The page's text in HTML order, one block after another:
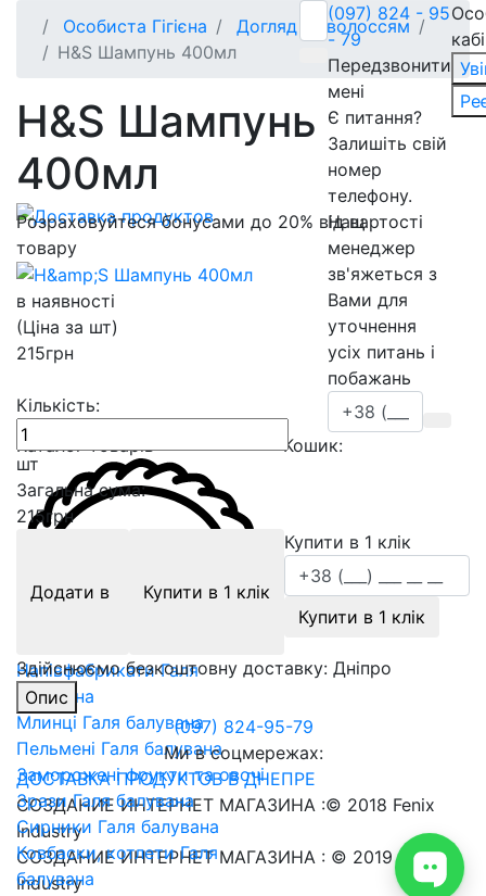
(097) 824 - 95
- 79
Передзвонити
мені
Є питання?
Залишіть свій
номер
телефону.
Нащ
менеджер
зв'яжеться з
Вами для
уточнення
усіх питань і
побажань
Каталог товарів
Продукція ГАЛЯ БАЛУВАНА
Напівфабрикати Галя
балувана
Млинці Галя балувана
Пельмені Галя балувана
Заморожені фрукти та овочі
Зрази Галя балувана
Сирники Галя балувана
Ковбаски, котлети Галя
балувана
Кошик:
Особиста Гігієна
Догляд за волоссям
H&S Шампунь 400мл
H&S Шампунь
400мл
Розраховуйтеся бонусами до 20% від вартості
товару
в наявності
(Ціна за шт)
215грн
Кількість:
шт
Загальна сума:
215грн
Додати в Купити в 1 клік
Купити в 1 клік
Купити в 1 клік
Здійснюємо безкоштовну доставку: Дніпро
Опис
Ми в соцмережах:
(097) 824-95-79
ДОСТАВКА ПРОДУКТОВ В ДНЕПРЕ
СОЗДАНИЕ ИНТЕРНЕТ МАГАЗИНА :© 2018 Fenix
Industry
СОЗДАНИЕ ИНТЕРНЕТ МАГАЗИНА : © 2019 Fenix
Industry